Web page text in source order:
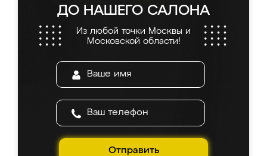
ДО НАШЕГО САЛОНА
Из любой точки Москвы и
Московской области!
Отправить